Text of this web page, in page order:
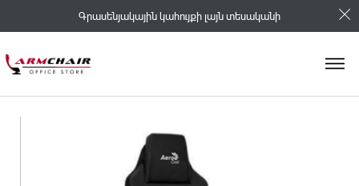
Գրասենյակային կահույքի լայն տեսականի